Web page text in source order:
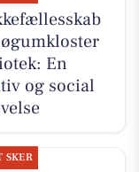
En
og social
SKER